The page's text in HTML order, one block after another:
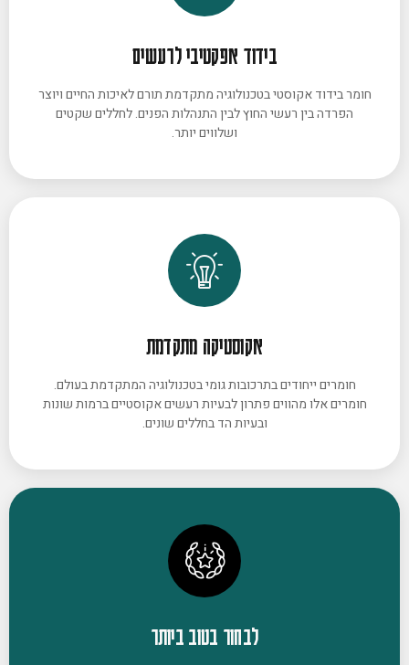
בידוד אפקטיבי לרעשים
חומר בידוד אקוסטי בטכנולוגיה מתקדמת תורם לאיכות החיים ויוצר
הפרדה בין רעשי החוץ לבין התנהלות הפנים. לחללים שקטים
ושלווים יותר.
אקוסטיקה מתקדמת
חומרים ייחודים בתרכובות גומי בטכנולוגיה המתקדמת בעולם.
חומרים אלו מהווים פתרון לבעיות רעשים אקוסטיים ברמות שונות
ובעיות הד בחללים שונים.
לבחור בטוב ביותר